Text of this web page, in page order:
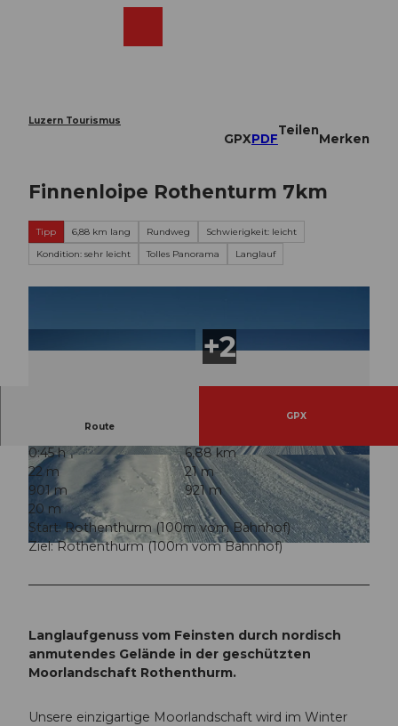
Luzern Tourismus
GPXPDF
Teilen
Merken
Finnenloipe Rothenturm 7km
Tipp 6,88 km lang Rundweg
Schwierigkeit: leicht
Kondition: sehr leicht
Tolles Panorama Langlauf
© Erlebnisregion Mythen
© Erlebnisregion Mythen © Erlebnisregion Mythen
Route
GPX
0:45 h
6,88 km
22 m
21 m
901 m
921 m
20 m
Start: Rothenthurm (100m vom Bahnhof)
Ziel: Rothenthurm (100m vom Bahnhof)
Langlaufgenuss vom Feinsten durch nordisch
anmutendes Gelände in der geschützten
Moorlandschaft Rothenthurm.
Unsere einzigartige Moorlandschaft wird im Winter